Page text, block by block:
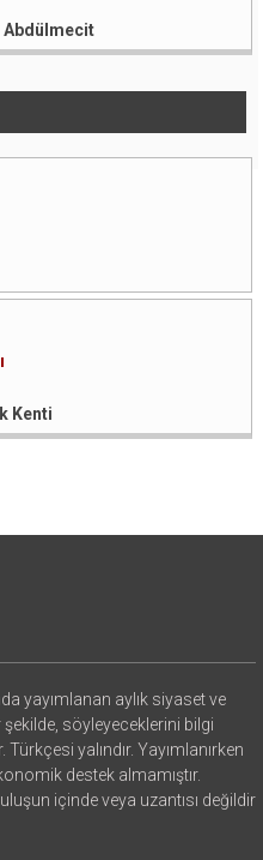
Abdülmecit
Kenti
yayımlanan aylık siyaset ve
şekilde, söyleyeceklerini bilgi
yalındır. Yayımlanırken
destek almamıştır.
içinde veya uzantısı değildir